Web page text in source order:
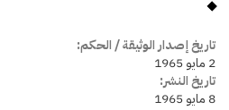
تاريخ إصدار الوثيقة / الحكم:
2 مايو 1965
تاريخ النشر:
8 مايو 1965